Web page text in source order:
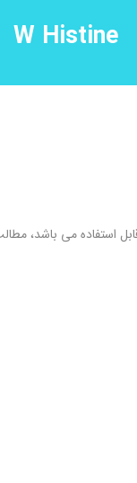
W Histine